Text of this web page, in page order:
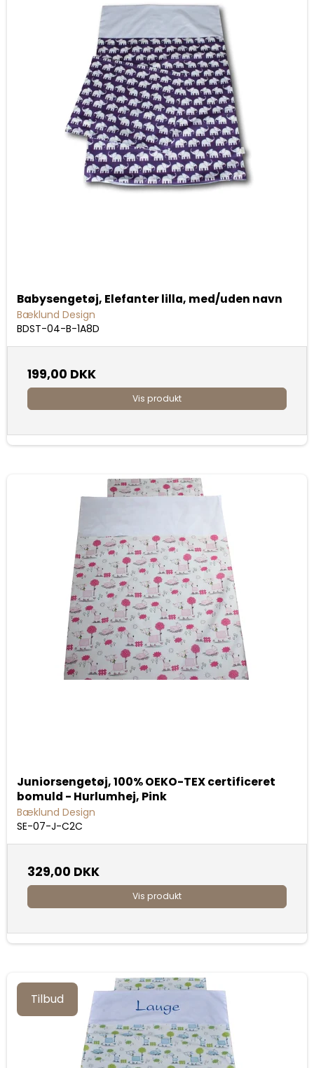
Babysengetøj, Elefanter lilla, med/uden navn
Bæklund Design
BDST-04-B-1A8D
199,00 DKK
Vis produkt
Juniorsengetøj, 100% OEKO-TEX certificeret
bomuld - Hurlumhej, Pink
Bæklund Design
SE-07-J-C2C
329,00 DKK
Vis produkt
Tilbud